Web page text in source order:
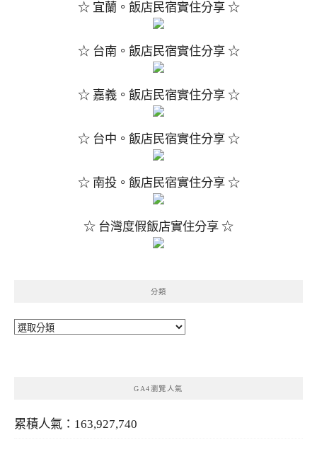
☆ 宜蘭。飯店民宿實住分享 ☆
☆ 台南。飯店民宿實住分享 ☆
☆ 嘉義。飯店民宿實住分享 ☆
☆ 台中。飯店民宿實住分享 ☆
☆ 南投。飯店民宿實住分享 ☆
☆ 台灣度假飯店實住分享 ☆
分類
分
GA4瀏覽人氣
累積人氣：163,927,740